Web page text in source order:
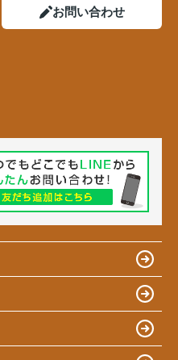
お問い合わせ